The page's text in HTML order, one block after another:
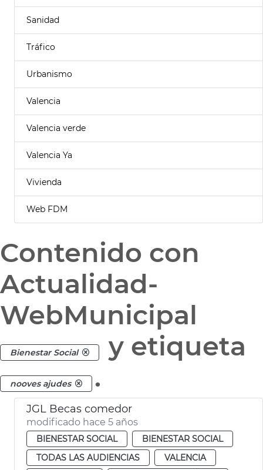
Sanidad
Tráfico
Urbanismo
Valencia
Valencia verde
Valencia Ya
Vivienda
Web FDM
Contenido con
Actualidad-
WebMunicipal
Bienestar Social y etiqueta
nooves ajudes .
JGL Becas comedor
modificado hace 5 años
BIENESTAR SOCIAL
BIENESTAR SOCIAL
TODAS LAS AUDIENCIAS
VALENCIA